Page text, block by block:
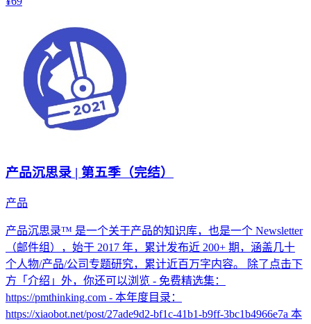
产品沉思录 | 第五季（完结）
产品
产品沉思录™ 是一个关于产品的知识库，也是一个 Newsletter
（邮件组），始于 2017 年，累计发布近 200+ 期，涵盖几十
个人物/产品/公司专题研究，累计近百万字内容。 除了点击下
方「介绍」外，你还可以浏览 - 免费精选集：
https://pmthinking.com - 本年度目录：
https://xiaobot.net/post/27ade9d2-bf1c-41b1-b9ff-3bc1b4966e7a 本